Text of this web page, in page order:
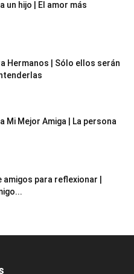
un hijo | El amor más
Hermanos | Sólo ellos serán
Mi Mejor Amiga | La persona
amigos para reflexionar |